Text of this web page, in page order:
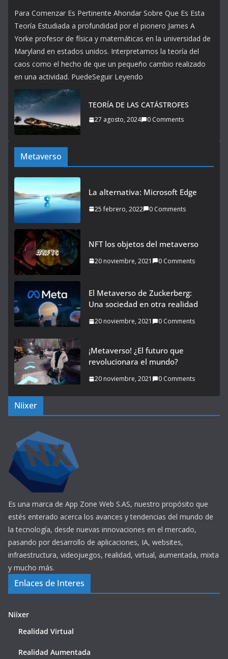
Para Comenzar Es Pertinente Ahondar Sobre Que Es Esta
Teoría Estudiada a profundidad por el pionero James A
Yorke profesor de física y matemáticas en la universidad de
Maryland en estados unidos. Interpretamos la teoría del
caos como el hecho de que un pequeño cambio realizado
en una actividad. PuedeSeguir Leyendo
TEORÍA DE LAS CATÁSTROFES
27 agosto, 2024 0 Comments
Metaverso
La alternativa: Microsoft Edge
25 febrero, 2022 0 Comments
NFT los objetos del metaverso
20 noviembre, 2021 0 Comments
El Metaverso de Zuckerberg:
Una sociedad en otra realidad
20 noviembre, 2021 0 Comments
¡Metaverso! ¿El futuro que
revolucionara el mundo?
20 noviembre, 2021 0 Comments
Niixer
Es una marca de App Zone Web S.AS, nuestro propósito que
estés enterado acerca los avances y tendencias del mundo de
la tecnología, desde nuevas innovaciones en el mercado,
pasando por desarrollo de aplicaciones, IA, websites,
infraestructura, videojuegos, realidad, virtual, aumentada, mixta
y mucho más.
Enlaces de Interes
Niixer
Realidad Virtual
Realidad Aumentada